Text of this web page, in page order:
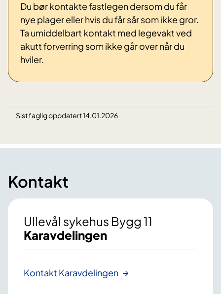
Du bør kontakte fastlegen dersom du får
nye plager eller hvis du får sår som ikke gror.
Ta umiddelbart kontakt med legevakt ved
akutt forverring som ikke går over når du
hviler.
Sist faglig oppdatert 14.01.2026
Kontakt
Ullevål sykehus Bygg 11
Karavdelingen
Kontakt Karavdelingen